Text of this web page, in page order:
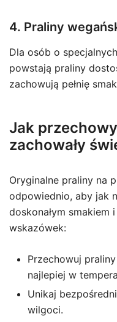
4. Praliny
Dla osób o
powstają praliny
zachowują pełnię
Jak
zachowały
Oryginalne praliny na
odpowiednio, aby jak
doskonałym smakiem
wskazówek:
Przechowuj
najlepiej w
Unikaj
wilgoci.